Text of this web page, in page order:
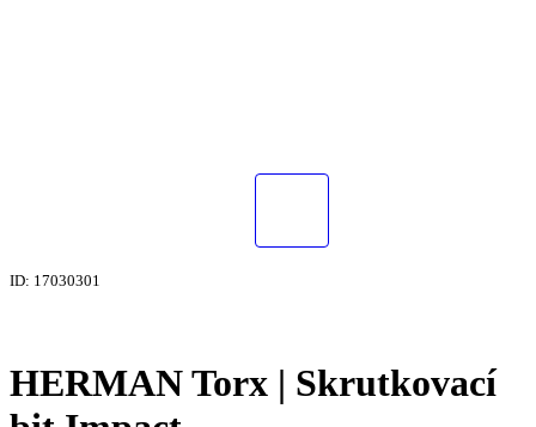
ID: 17030301
HERMAN Torx | Skrutkovací